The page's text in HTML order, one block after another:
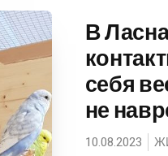
В
себя
не
10.08.2023